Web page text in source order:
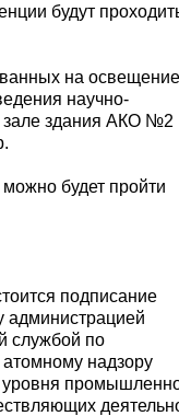
будут
на
научно-
зале здания АКО №2
будет пройти
подписание
администрацией
службой по
атомному надзору